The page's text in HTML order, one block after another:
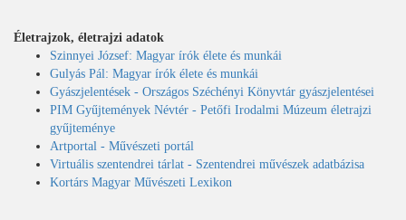
Életrajzok, életrajzi adatok
Szinnyei József: Magyar írók élete és munkái
Gulyás Pál: Magyar írók élete és munkái
Gyászjelentések - Országos Széchényi Könyvtár gyászjelentései
PIM Gyűjtemények Névtér - Petőfi Irodalmi Múzeum életrajzi
gyűjteménye
Artportal - Művészeti portál
Virtuális szentendrei tárlat - Szentendrei művészek adatbázisa
Kortárs Magyar Művészeti Lexikon